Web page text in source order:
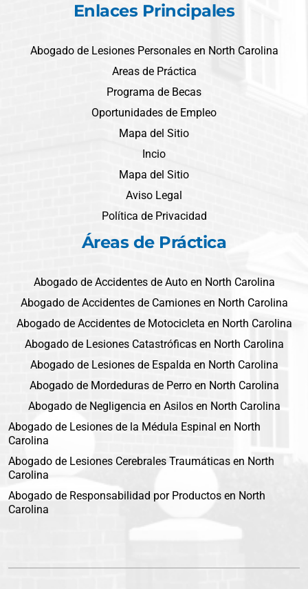
Enlaces Principales
Abogado de Lesiones Personales en North Carolina
Areas de Práctica
Programa de Becas
Oportunidades de Empleo
Mapa del Sitio
Incio
Mapa del Sitio
Aviso Legal
Política de Privacidad
Áreas de Práctica
Abogado de Accidentes de Auto en North Carolina
Abogado de Accidentes de Camiones en North Carolina
Abogado de Accidentes de Motocicleta en North Carolina
Abogado de Lesiones Catastróficas en North Carolina
Abogado de Lesiones de Espalda en North Carolina
Abogado de Mordeduras de Perro en North Carolina
Abogado de Negligencia en Asilos en North Carolina
Abogado de Lesiones de la Médula Espinal en North
Carolina
Abogado de Lesiones Cerebrales Traumáticas en North
Carolina
Abogado de Responsabilidad por Productos en North
Carolina